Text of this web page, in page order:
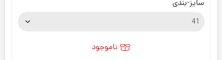
سایز-بندی
ناموجود